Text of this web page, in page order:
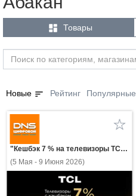
 Товары
Новые sort Рейтинг Популярные
"Кешбэк 7 % на телевизоры TCL!"
(5 Мая - 9 Июня 2026)